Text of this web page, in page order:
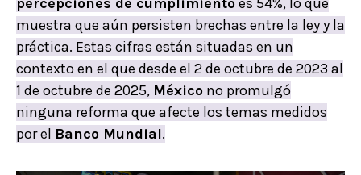
muestra que aún persisten brechas entre la ley y la
práctica. Estas cifras están situadas en un
contexto en el que desde el 2 de octubre de 2023 al
1 de octubre de 2025, México no promulgó
ninguna reforma que afecte los temas medidos
por el Banco Mundial.